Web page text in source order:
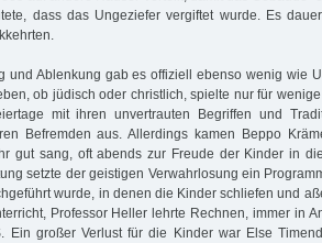
dass das Ungeziefer vergiftet wurde. Es
und Ablenkung gab es offiziell ebenso wenig wie
ob jüdisch oder christlich, spielte nur für
mit ihren unvertrauten Begriffen und
Befremden aus. Allerdings kamen Beppo
gut sang, oft abends zur Freude der Kinder in
setzte der geistigen Verwahrlosung ein
wurde, in denen die Kinder schliefen und
Professor Heller lehrte Rechnen, immer in
Ein großer Verlust für die Kinder war Else